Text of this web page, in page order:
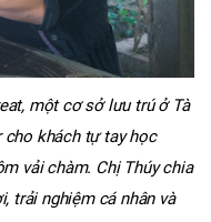
một cơ sở lưu trú ở Tà
khách tự tay học
vải chàm. Chị Thúy chia
trải nghiệm cá nhân và